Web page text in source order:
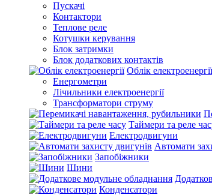
Пускачі
Контактори
Теплове реле
Котушки керування
Блок затримки
Блок додаткових контактів
Облік електроенергії
Енергометри
Лічильники електроенергії
Трансформатори струму
Таймери та реле
Електродвигуни
Автомати
Запобіжники
Шини
Конденсатори